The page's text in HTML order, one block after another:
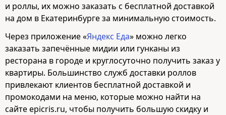
и роллы, их можно заказать с бесплатной доставкой
на дом в Екатеринбурге за минимальную стоимость.
Через приложение «Яндекс Еда» можно легко
заказать запечённые мидии или гунканы из
ресторана в городе и круглосуточно получить заказ у
квартиры. Большинство служб доставки роллов
привлекают клиентов бесплатной доставкой и
промокодами на меню, которые можно найти на
сайте epicris.ru, чтобы получить большую скидку и